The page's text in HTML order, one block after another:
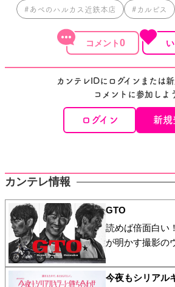
#あべのハルカス近鉄本店 #カルピス
0
カンテレIDにログインまたは
コメントに参加しよ
ログイン 新規
カンテレ情報
GTO
読めば倍面白い
が明かす撮影の
今夜もシリアル